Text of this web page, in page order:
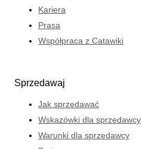
Kariera
Prasa
Współpraca z Catawiki
Sprzedawaj
Jak sprzedawać
Wskazówki dla sprzedawcy
Warunki dla sprzedawcy